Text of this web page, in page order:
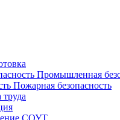
Промышленная
Пожарная безопасность
СОУТ